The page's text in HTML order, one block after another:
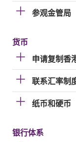
参观金管局
货币
申请复制香
联系汇率制
纸币和硬币
银行体系